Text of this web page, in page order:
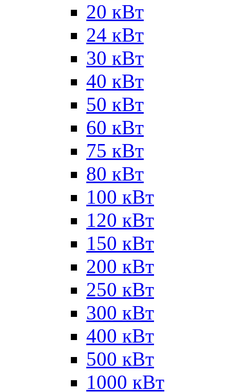
20 кВт
24 кВт
30 кВт
40 кВт
50 кВт
60 кВт
75 кВт
80 кВт
100 кВт
120 кВт
150 кВт
200 кВт
250 кВт
300 кВт
400 кВт
500 кВт
1000 кВт